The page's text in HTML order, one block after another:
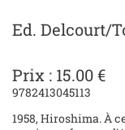
Ed. Delcourt/
Prix : 15.00 €
9782413045113
1958, Hiroshima. À